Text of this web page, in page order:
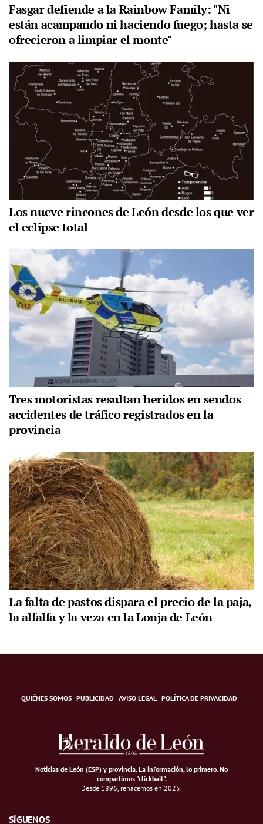
Fasgar defiende a la Rainbow Family: "Ni
están acampando ni haciendo fuego; hasta se
ofrecieron a limpiar el monte"
Los nueve rincones de León desde los que ver
el eclipse total
Tres motoristas resultan heridos en sendos
accidentes de tráfico registrados en la
provincia
La falta de pastos dispara el precio de la paja,
la alfalfa y la veza en la Lonja de León
QUIÉNES SOMOS PUBLICIDAD AVISO LEGAL POLÍTICA DE PRIVACIDAD
Noticias de León (ESP) y provincia. La información, lo primero.No
compartimos "clickbait".
Desde 1896, renacemos en 2025.
SÍGUENOS